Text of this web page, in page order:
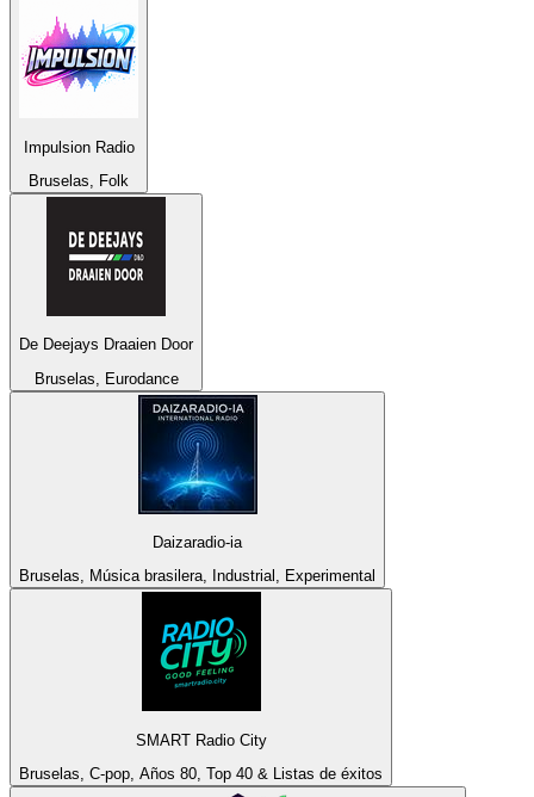
Impulsion Radio
Bruselas, Folk
De Deejays Draaien Door
Bruselas, Eurodance
Daizaradio-ia
Bruselas, Música brasilera, Industrial, Experimental
SMART Radio City
Bruselas, C-pop, Años 80, Top 40 & Listas de éxitos